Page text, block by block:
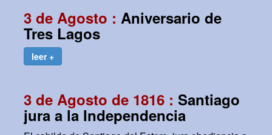
3 de Agosto : Aniversario de
Tres Lagos
leer +
3 de Agosto de 1816 : Santiago
jura a la Independencia